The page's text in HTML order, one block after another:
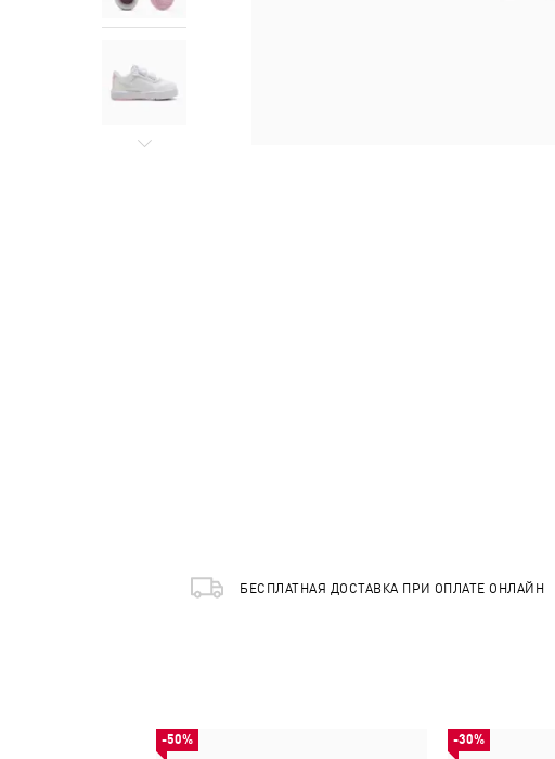
БЕСПЛАТНАЯ ДОСТАВКА ПРИ ОПЛАТЕ ОНЛАЙН
-50% -30%